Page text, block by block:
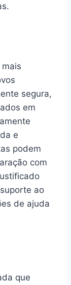
segura,
em
e
podem
com
ao
de ajuda
que